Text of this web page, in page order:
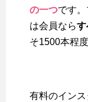
の一つです
は会員ならす
そ1500本程
有料のイン